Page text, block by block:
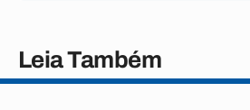
Leia Também